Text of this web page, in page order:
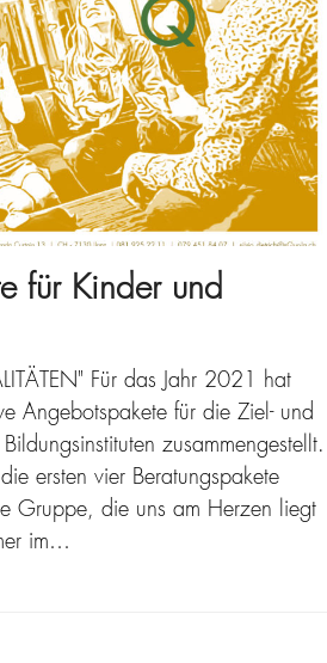
für Kinder und
Für das Jahr 2021 hat
Angebotspakete für die Ziel- und
zusammengestellt.
ersten vier Beratungspakete
Gruppe, die uns am Herzen liegt
im…